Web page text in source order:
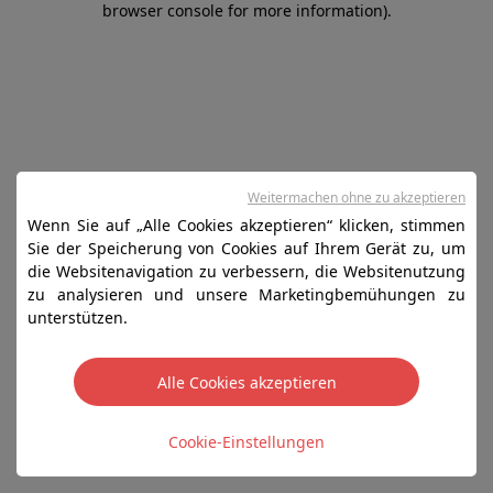
browser console for more information).
Wenn Sie auf „Alle Cookies akzeptieren“ klicken, stimmen
Sie der Speicherung von Cookies auf Ihrem Gerät zu, um
die Websitenavigation zu verbessern, die Websitenutzung
zu analysieren und unsere Marketingbemühungen zu
unterstützen.
Alle Cookies akzeptieren
Cookie-Einstellungen
Weitermachen ohne zu akzeptieren